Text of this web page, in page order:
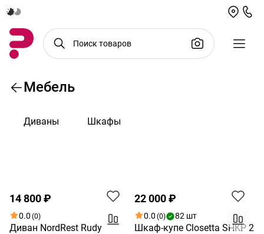
Мебель
Диваны Шкафы
14 800 ₽
0.0 (0)
Диван NordRest Rudy
22 000 ₽
0.0 (0) 82 шт
Шкаф-купе Closetta SHKP 2